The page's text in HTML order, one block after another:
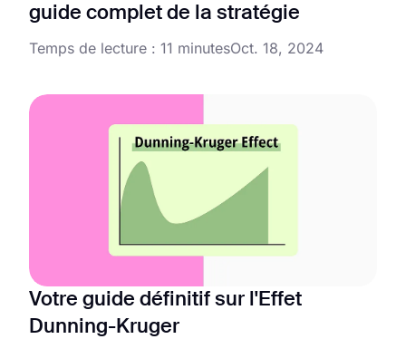
guide complet de la stratégie
Temps de lecture : 11 minutesOct. 18, 2024
Votre guide définitif sur l'Effet
Dunning-Kruger